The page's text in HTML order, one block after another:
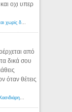
οχι υπερ
Εφορία: Κατάσχονται όλα ύστερα από 30 μέρες και χωρίς δικαστικές αποφάσεις - Λόγιος Ερμής
από
δικά σου
όταν θέτεις
Αμερικανοί ρατσιστές αναρωτιούνται αν ο Ηλίας Κασιδιάρης ανήκει στη λευκή φυλή... - Λόγιος Ερμής